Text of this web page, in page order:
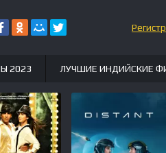
2023 ЛУЧШИЕ ИНДИЙСКИЕ